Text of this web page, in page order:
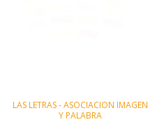
LAS LETRAS - ASOCIACION IMAGEN
Y PALABRA